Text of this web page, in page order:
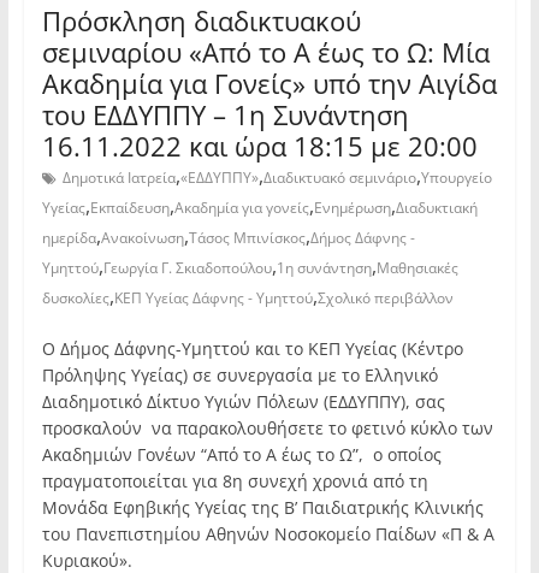
Πρόσκληση διαδικτυακού
σεμιναρίου «Από το Α έως το Ω: Μία
Ακαδημία για Γονείς» υπό την Αιγίδα
του ΕΔΔΥΠΠΥ – 1η Συνάντηση
16.11.2022 και ώρα 18:15 με 20:00
Δημοτικά Ιατρεία,«ΕΔΔΥΠΠΥ»,Διαδικτυακό σεμινάριο,Υπουργείο
Υγείας,Εκπαίδευση,Ακαδημία για γονείς,Ενημέρωση,Διαδυκτιακή
ημερίδα,Ανακοίνωση,Τάσος Μπινίσκος,Δήμος Δάφνης -
Υμηττού,Γεωργία Γ. Σκιαδοπούλου,1η συνάντηση,Μαθησιακές
δυσκολίες,ΚΕΠ Υγείας Δάφνης - Υμηττού,Σχολικό περιβάλλον
Ο Δήμος Δάφνης-Υμηττού και το ΚΕΠ Υγείας (Κέντρο
Πρόληψης Υγείας) σε συνεργασία με το Ελληνικό
Διαδημοτικό Δίκτυο Υγιών Πόλεων (ΕΔΔΥΠΠΥ), σας
προσκαλούν να παρακολουθήσετε το φετινό κύκλο των
Ακαδημιών Γονέων “Από το Α έως το Ω”, ο οποίος
πραγματοποιείται για 8η συνεχή χρονιά από τη
Μονάδα Εφηβικής Υγείας της Β’ Παιδιατρικής Κλινικής
του Πανεπιστημίου Αθηνών Νοσοκομείο Παίδων «Π & Α
Κυριακού».